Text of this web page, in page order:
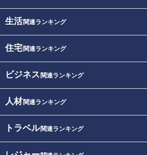
生活関連ランキング
住宅関連ランキング
ビジネス 関連ランキング
人材関連ランキング
トラベル関連ランキング